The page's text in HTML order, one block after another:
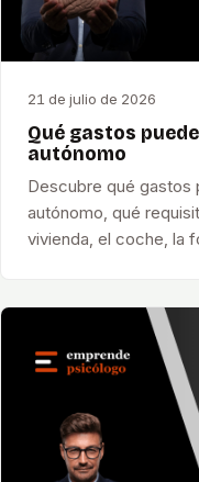
21 de julio de 2026
Qué gastos
autónomo
Descubre qué gastos
autónomo, qué
vivienda, el coche, la